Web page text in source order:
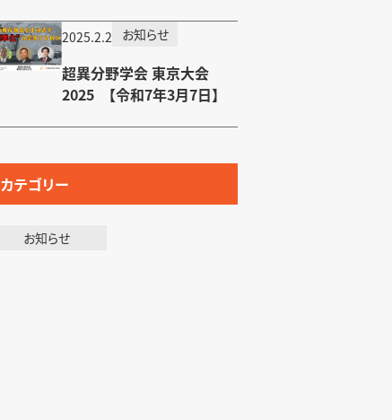
2025.2.2 お知らせ
超異分野学会 東京大会
2025 【令和7年3月7日】
カテゴリー
お知らせ